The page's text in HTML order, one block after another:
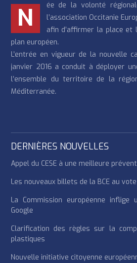
N
ée de la volonté
l’association Occitanie
afin d’affirmer la place
plan européen.
L’entrée en vigueur de la nouvelle
janvier 2016 a conduit à déployer
l’ensemble du territoire de la
Méditerranée.
DERNIÈRES NOUVELLES
Appel du CESE à une meilleure
Les nouveaux billets de la BCE au vote
La Commission européenne inflige
Google
Clarification des règles sur la
plastiques
Nouvelle initiative citoyenne